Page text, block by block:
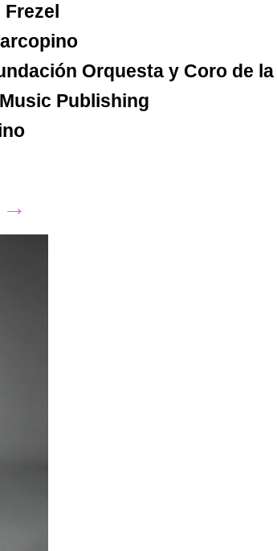
Frezel
Orquesta y Coro de
Publishing